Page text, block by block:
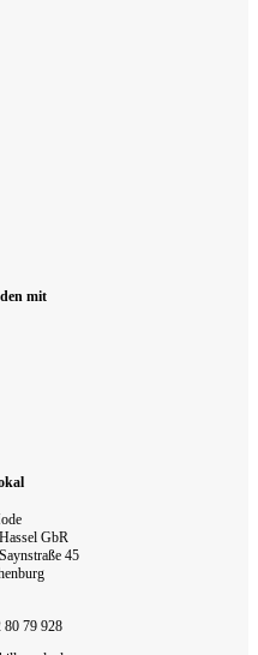
mit
GbR
45
80 79 928‬